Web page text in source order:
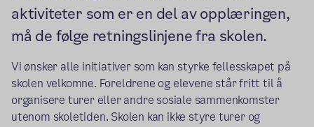
aktiviteter som er en del av opplæringen,
må de følge retningslinjene fra skolen.
Vi ønsker alle initiativer som kan styrke fellesskapet på
skolen velkomne. Foreldrene og elevene står fritt til å
organisere turer eller andre sosiale sammenkomster
utenom skoletiden. Skolen kan ikke styre turer og